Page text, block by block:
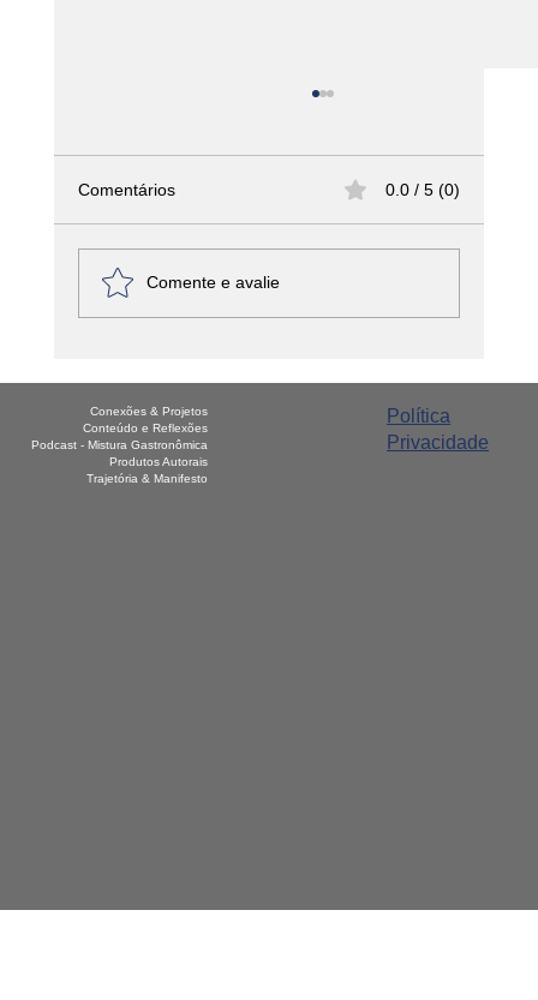
América Latina - Haiti – Griot
Comentários 0.0 / 5 (0)
Comente e avalie
Política
Privacidade
Conexões & Projetos
Conteúdo e Reflexões
Podcast - Mistura Gastronômica
Produtos Autorais
Trajetória & Manifesto